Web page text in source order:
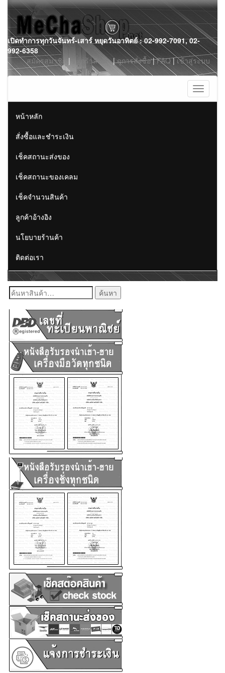
Skip
to
content
เปิดทำการทุกวันจันทร์-เสาร์ หยุดวันอาทิตย์ : 02-992-7091, 02-
992-6358
สมัครสมาชิก | ตะกร้าสินค้า|ดูการสั่งซื้อ|FAQ|เข้าสู่ระบบ
Toggle
หน้าหลัก
สั่งซื้อและชำระเงิน
เช็คสถานะส่งของ
เช็คสถานะของเคลม
เช็คจำนวนสินค้า
ลูกค้าอ้างอิง
นโยบายร้านค้า
ติดต่อเรา
ค้นหา: